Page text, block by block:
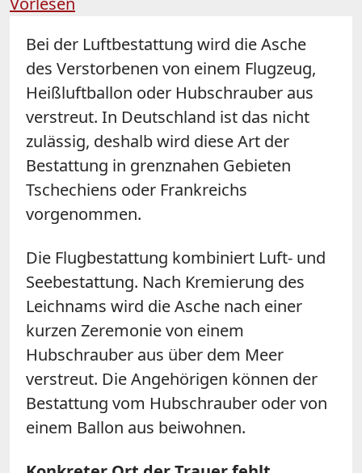
Bei der Luftbestattung wird die Asche
des Verstorbenen von einem Flugzeug,
Heißluftballon oder Hubschrauber aus
verstreut. In Deutschland ist das nicht
zulässig, deshalb wird diese Art der
Bestattung in grenznahen Gebieten
Tschechiens oder Frankreichs
vorgenommen.
Die Flugbestattung kombiniert Luft- und
Seebestattung. Nach Kremierung des
Leichnams wird die Asche nach einer
kurzen Zeremonie von einem
Hubschrauber aus über dem Meer
verstreut. Die Angehörigen können der
Bestattung vom Hubschrauber oder von
einem Ballon aus beiwohnen.